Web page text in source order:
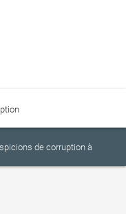
de corruption à